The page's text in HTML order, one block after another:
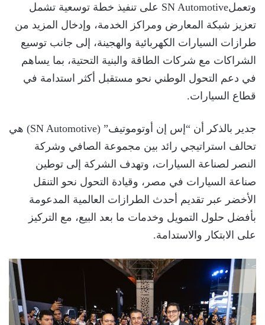
وتعملSN Automotive على تنفيذ خطة توسعية تشمل
تعزيز شبكة المعارض ومراكز الخدمة، وإدخال المزيد من
طرازات السيارات الكهربائية والهجينة، إلى جانب توسيع
الشراكات مع شركات الطاقة والبنية التحتية، بما يساهم
في دعم التحول الوطني نحو مستقبل أكثر استدامة في
قطاع السيارات.
جدير بالذكر أن “إس إن أوتوموتيف” (SN Automotive) هي
تحالف استراتيجي رائد بين مجموعة الصافي وشركة
النصر لصناعة السيارات، وتهدف الشركة إلى توطين
صناعة السيارات في مصر، وقيادة التحول نحو التنقل
الأخضر عبر تقديم أحدث الطرازات العالمية المدعومة
بأفضل حلول التمويل وخدمات ما بعد البيع، مع التركيز
على الابتكار والاستدامة.